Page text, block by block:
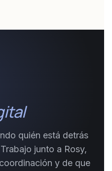
quién está detrás
junto a Rosy,
y de que